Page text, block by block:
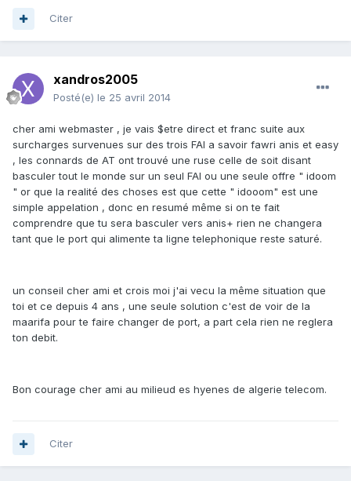
Citer
xandros2005
Posté(e) le 25 avril 2014
cher ami webmaster , je vais $etre direct et franc suite aux
surcharges survenues sur des trois FAI a savoir fawri anis et easy
, les connards de AT ont trouvé une ruse celle de soit disant
basculer tout le monde sur un seul FAI ou une seule offre " idoom
" or que la realité des choses est que cette " idooom" est une
simple appelation , donc en resumé même si on te fait
comprendre que tu sera basculer vers anis+ rien ne changera
tant que le port qui alimente ta ligne telephonique reste saturé.
un conseil cher ami et crois moi j'ai vecu la même situation que
toi et ce depuis 4 ans , une seule solution c'est de voir de la
maarifa pour te faire changer de port, a part cela rien ne reglera
ton debit.
Bon courage cher ami au milieud es hyenes de algerie telecom.
Citer